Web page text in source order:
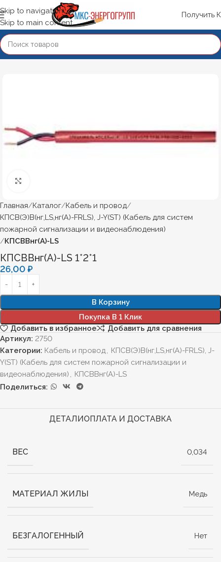
Skip to navigation
Skip to main content
Получить
Главная Каталог Кабель и провод
КПСВ(Э)В(нг,LS,нг(А)-FRLS), J-Y(ST) (Кабель для систем
пожарной сигнализации и видеонаблюдения)
КПСВВнг(А)-LS
КПСВВнг(А)-LS 1*2*1
26,00 ₽
В Корзину
Покупка В 1 Клик
Добавить в избранное
Добавить для сравнения
Артикул: 2750
Категории: Кабель и провод, КПСВ(Э)В(нг,LS,нг(А)-FRLS), J-
Y(ST) (Кабель для систем пожарной сигнализации и
видеонаблюдения) , КПСВВнг(А)-LS
Поделиться:
ДЕТАЛИОПЛАТА И ДОСТАВКА
ВЕС 0,034
МАТЕРИАЛ ЖИЛЫ Медь
БЕЗГАЛОГЕННЫЙ Нет